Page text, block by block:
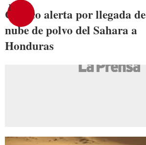
1
Copeco alerta por llegada de
nube de polvo del Sahara a
Honduras